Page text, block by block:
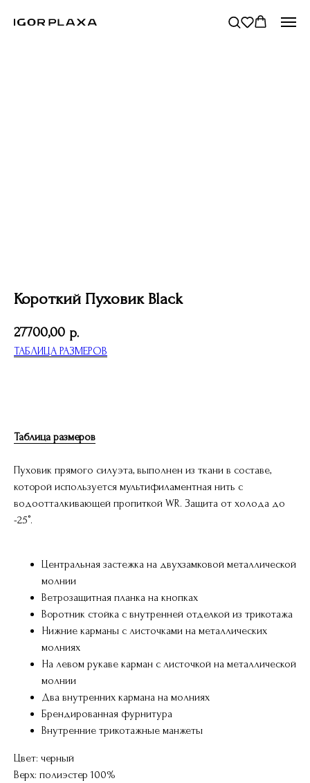
Короткий Пуховик Black
27700,00 р.
ТАБЛИЦА РАЗМЕРОВ
Таблица размеров
Пуховик прямого силуэта, выполнен из ткани в составе,
которой используется мультифиламентная нить с
водоотталкивающей пропиткой WR. Защита от холода до
-25°.
Центральная застежка на двухзамковой металлической
молнии
Ветрозащитная планка на кнопках
Воротник стойка с внутренней отделкой из трикотажа
Нижние карманы с листочками на металлических
молниях
На левом рукаве карман с листочкой на металлической
молнии
Два внутренних кармана на молниях
Брендированная фурнитура
Внутренние трикотажные манжеты
Цвет: черный
Верх: полиэстер 100%